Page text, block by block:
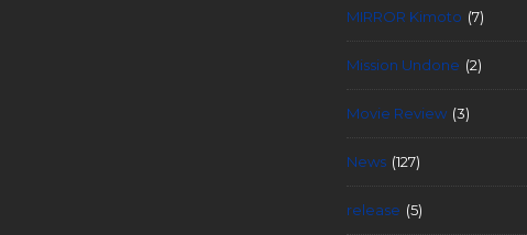
MIRROR Kimoto (7)
Mission Undone (2)
Movie Review (3)
News (127)
release (5)